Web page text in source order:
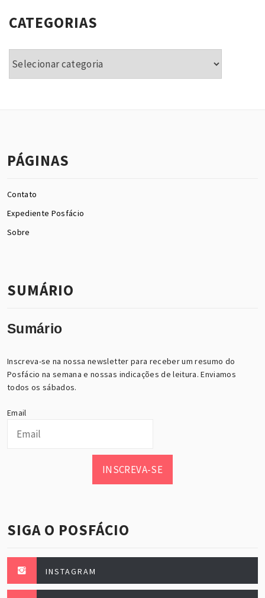
CATEGORIAS
PÁGINAS
Contato
Expediente Posfácio
Sobre
SUMÁRIO
Sumário
Inscreva-se na nossa newsletter para receber um resumo do
Posfácio na semana e nossas indicações de leitura. Enviamos
todos os sábados.
Email
INSCREVA-SE
SIGA O POSFÁCIO
INSTAGRAM